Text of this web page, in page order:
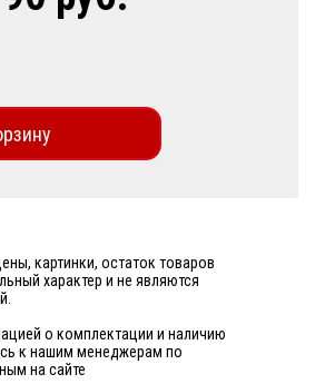
картинки, остаток товаров
характер и не являются
о комплектации и наличию
к нашим менеджерам по
на сайте